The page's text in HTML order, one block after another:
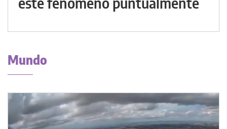
Mundo